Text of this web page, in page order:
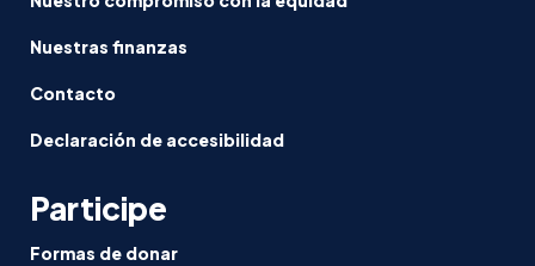
Nuestras finanzas
Contacto
Declaración de accesibilidad
Participe
Formas de donar